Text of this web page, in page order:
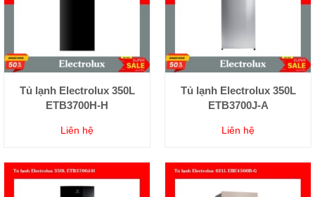
Tủ lạnh Electrolux 350L
ETB3700H-H
Liên hệ
Tủ lạnh Electrolux 350L
ETB3700J-A
Liên hệ